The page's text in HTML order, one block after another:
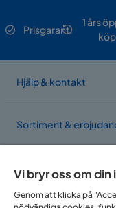
Prisgaranti
1 års
köp
Hjälp & kontakt
Sortiment &
Vi bryr oss om
Genom att klicka på